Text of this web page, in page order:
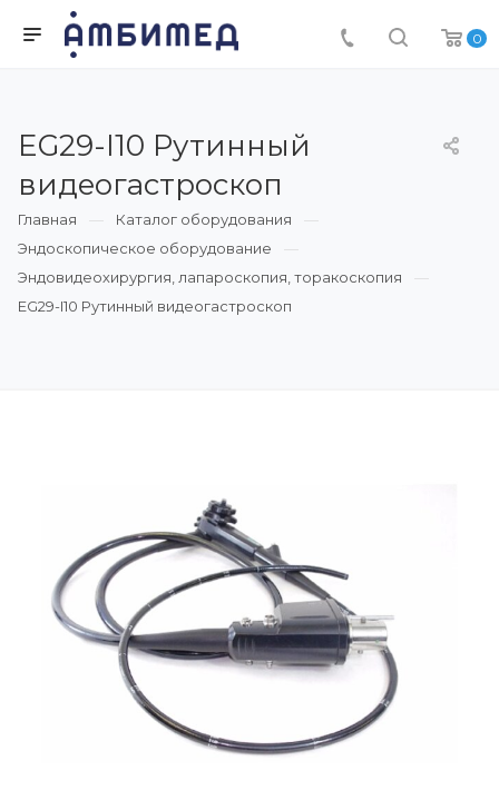
0
EG29-I10 Рутинный
видеогастроскоп
Главная
Каталог оборудования
Эндоскопическое оборудование
Эндовидеохирургия, лапароскопия, торакоскопия
EG29-I10 Рутинный видеогастроскоп